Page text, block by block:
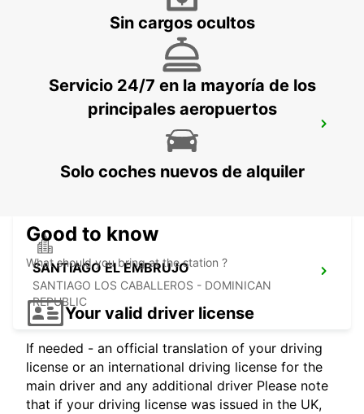
BAVARO - DOMINICAN REPUBLIC
SANTIAGO DEL CIBAO INTERNATIONAL
SANTIAGO DE LOS CABALEROS - DOMINICAN
REPUBLIC
SANTIAGO EL EMBRUJO
SANTIAGO LOS CABALLEROS - DOMINICAN
REPUBLIC
Sin cargos ocultos
Servicio 24/7 en la mayoría de los
principales aeropuertos
Solo coches nuevos de alquiler
Good to know
What should you bring at the station ?
Your valid driver license
If needed - an official translation of your driving
license or an international driving license for the
main driver and any additional driver Please note
that if your driving license was issued in the UK,